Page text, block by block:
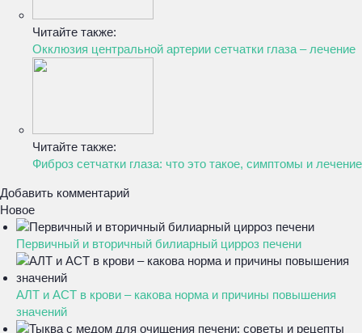
Читайте также:
Окклюзия центральной артерии сетчатки глаза – лечение
Читайте также:
Фиброз сетчатки глаза: что это такое, симптомы и лечение
Добавить комментарий
Новое
Первичный и вторичный билиарный цирроз печени
АЛТ и АСТ в крови – какова норма и причины повышения
значений